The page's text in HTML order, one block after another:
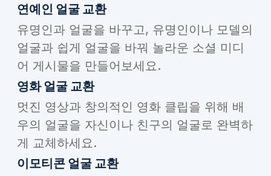
연예인 얼굴 교환
유명인과 얼굴을 바꾸고, 유명인이나 모델의
얼굴과 쉽게 얼굴을 바꿔 놀라운 소셜 미디
어 게시물을 만들어보세요.
영화 얼굴 교환
멋진 영상과 창의적인 영화 클립을 위해 배
우의 얼굴을 자신이나 친구의 얼굴로 완벽하
게 교체하세요.
이모티콘 얼굴 교환